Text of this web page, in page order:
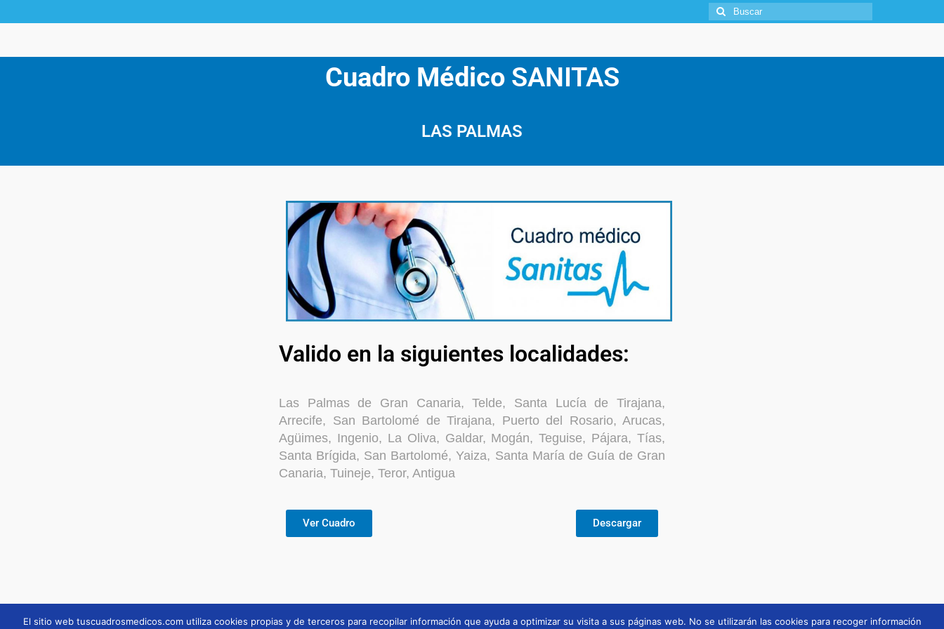
Cuadro Médico SANITAS
LAS PALMAS
Valido en la siguientes localidades:
Las Palmas de Gran Canaria, Telde, Santa Lucía de Tirajana,
Arrecife, San Bartolomé de Tirajana, Puerto del Rosario, Arucas,
Agüimes, Ingenio, La Oliva, Galdar, Mogán, Teguise, Pájara, Tías,
Santa Brígida, San Bartolomé, Yaiza, Santa María de Guía de Gran
Canaria, Tuineje, Teror, Antigua
Ver Cuadro Descargar
El sitio web tuscuadrosmedicos.com utiliza cookies propias y de terceros para recopilar información que ayuda a optimizar su visita a sus páginas web. No se utilizarán las cookies para recoger información